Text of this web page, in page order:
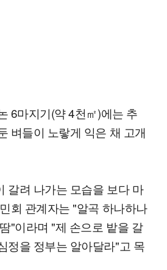
6마지기(약 4천㎡)에는 추
벼들이 노랗게 익은 채 고개
갈려 나가는 모습을 보다 마
회 관계자는 "알곡 하나하나
"이라며 "제 손으로 밭을 갈
정을 정부는 알아달라"고 목